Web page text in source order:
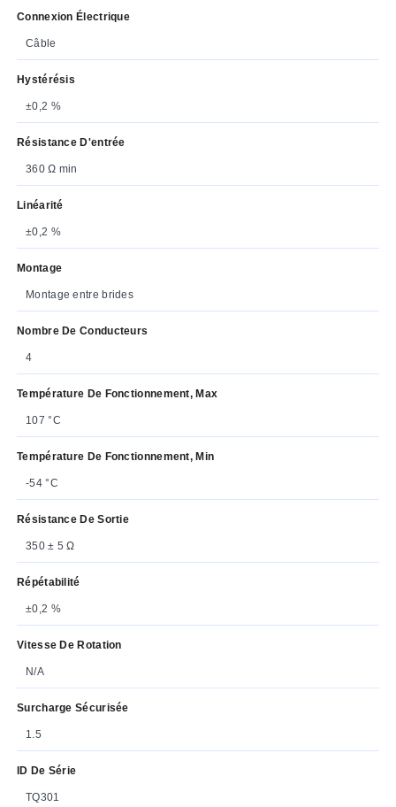
Connexion Électrique
Câble
Hystérésis
±0,2 %
Résistance D'entrée
360 Ω min
Linéarité
±0,2 %
Montage
Montage entre brides
Nombre De Conducteurs
4
Température De Fonctionnement, Max
107 °C
Température De Fonctionnement, Min
-54 °C
Résistance De Sortie
350 ± 5 Ω
Répétabilité
±0,2 %
Vitesse De Rotation
N/A
Surcharge Sécurisée
1.5
ID De Série
TQ301